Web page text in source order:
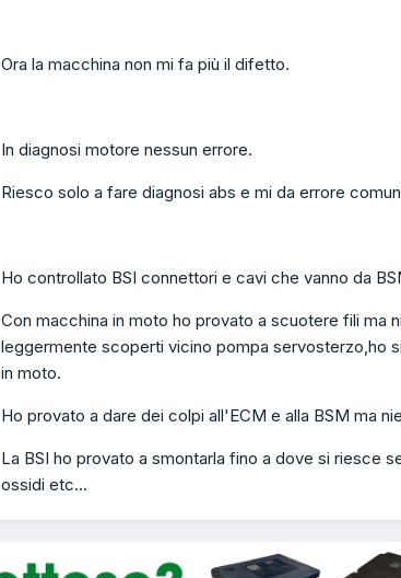
Ora la macchina non mi fa più il difetto.
In diagnosi motore nessun errore.
Riesco solo a fare diagnosi abs e mi da errore
Ho controllato BSI connettori e cavi che vanno da
Con macchina in moto ho provato a scuotere fili ma
leggermente scoperti vicino pompa servosterzo,ho
in moto.
Ho provato a dare dei colpi all'ECM e alla BSM ma
La BSI ho provato a smontarla fino a dove si riesce
ossidi etc...